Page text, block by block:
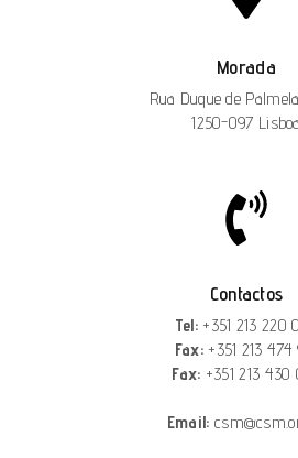
Morada
Rua Duque de
1250-097 Lisboa
Contactos
Tel: +351 213 220
Fax: +351 213 474
Fax: +351 213 430
Email: